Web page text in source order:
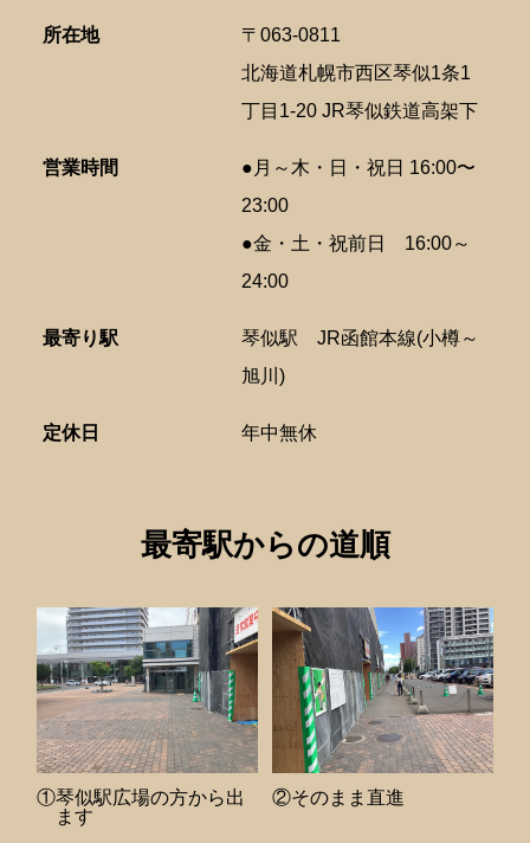
所在地
〒063-0811
北海道札幌市西区琴似1条1
丁目1-20 JR琴似鉄道高架下
営業時間
●月～木・日・祝日 16:00〜
23:00
●金・土・祝前日 16:00～
24:00
最寄り駅 琴似駅 JR函館本線(小樽～
旭川)
定休日 年中無休
最寄駅からの道順
①琴似駅広場の方から出
ます
②そのまま直進